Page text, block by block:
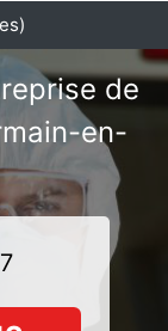
de
en-